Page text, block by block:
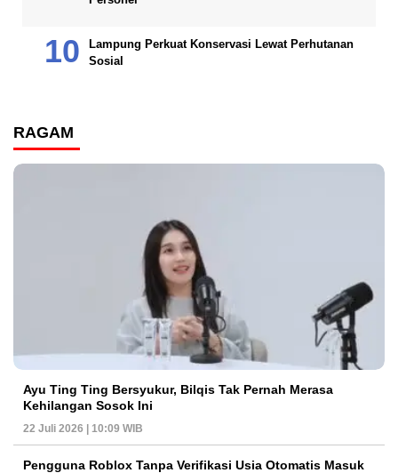
Lampung Perkuat Konservasi Lewat Perhutanan
Sosial
RAGAM
Ayu Ting Ting Bersyukur, Bilqis Tak Pernah Merasa
Kehilangan Sosok Ini
22 Juli 2026 | 10:09 WIB
Pengguna Roblox Tanpa Verifikasi Usia Otomatis Masuk